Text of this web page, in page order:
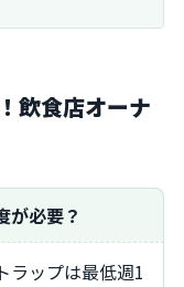
飲食店オーナ
が必要？